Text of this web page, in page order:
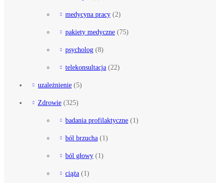
medycyna pracy (2)
pakiety medyczne (75)
psycholog (8)
telekonsultacja (22)
uzależnienie (5)
Zdrowie (325)
badania profilaktyczne (1)
ból brzucha (1)
ból głowy (1)
ciąża (1)